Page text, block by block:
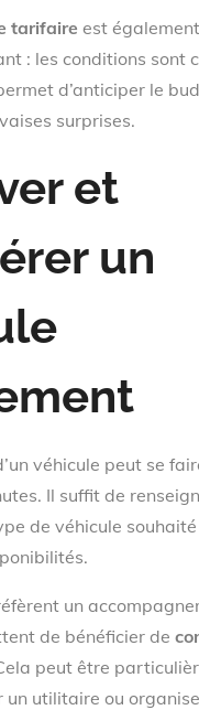
tarifaireest
: les conditions sont
d’anticiper le
surprises.
et
un
véhicule peut se
Il suffit de
de véhicule
un
de bénéficier de
peut être
un utilitaire ou